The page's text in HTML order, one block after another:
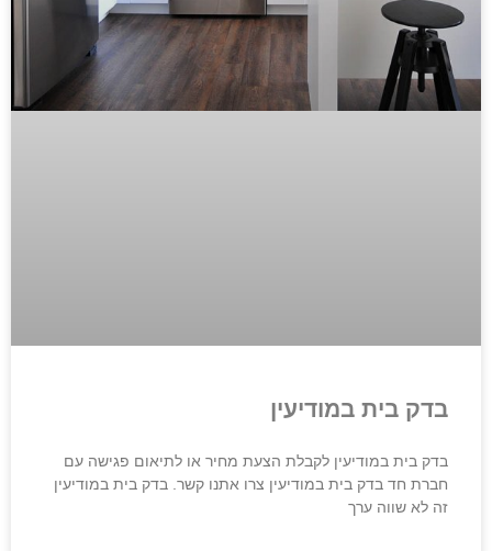
בדק בית במודיעין
בדק בית במודיעין לקבלת הצעת מחיר או לתיאום פגישה עם
חברת חד בדק בית במודיעין צרו אתנו קשר. בדק בית במודיעין
זה לא שווה ערך